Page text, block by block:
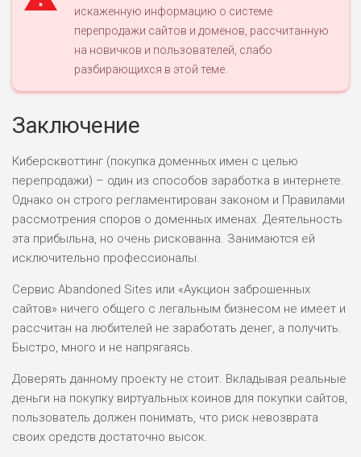
ЛЮБИТЕЛЯ
М СТАВОК
РИСКИ: СРЕДНИЕ
ДОХОД: ВЫСОКИЙ
РИСКИ: НИЗКИЕ
ДОХОД: НИЗКИЙ
БЮДЖЕТ: НИЗКИЙ
ОБЗОР
РИСКИ: НИЗКИЕ
ДОХОД: СРЕДНИЙ
БЮДЖЕТ: НИЗКИЙ
ОБЗОР
искаженную информацию о системе
перепродажи сайтов и доменов, рассчитанную
на новичков и пользователей, слабо
разбирающихся в этой теме.
Заключение
Киберсквоттинг (покупка доменных имен с целью
перепродажи) – один из способов заработка в интернете.
Однако он строго регламентирован законом и Правилами
рассмотрения споров о доменных именах. Деятельность
эта прибыльна, но очень рискованна. Занимаются ей
исключительно профессионалы.
Сервис Abandoned Sites или «Аукцион заброшенных
сайтов» ничего общего с легальным бизнесом не имеет и
рассчитан на любителей не заработать денег, а получить.
Быстро, много и не напрягаясь.
Доверять данному проекту не стоит. Вкладывая реальные
деньги на покупку виртуальных коинов для покупки сайтов,
пользователь должен понимать, что риск невозврата
своих средств достаточно высок.